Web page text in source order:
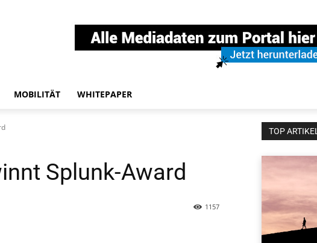
MOBILITÄT WHITEPAPER
Splunk-Award
1157
TOP ARTIKEL